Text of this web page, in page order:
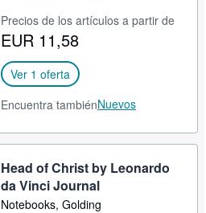
Precios de los artículos a partir de
EUR 11,58
Ver 1 oferta
Encuentra tambiénNuevos
Head of Christ by Leonardo
da Vinci Journal
Notebooks, Golding